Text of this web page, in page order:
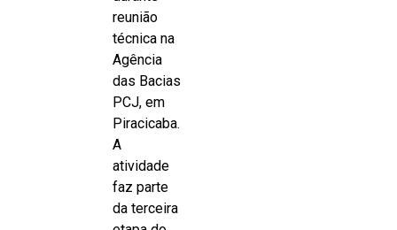
reunião
técnica na
Agência
das Bacias
PCJ, em
Piracicaba.
A
atividade
faz parte
da terceira